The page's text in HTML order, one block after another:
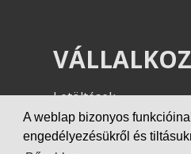
A weblap bizonyos
engedélyezésükről és
Letöltések
Adatvédelem
Impresszum